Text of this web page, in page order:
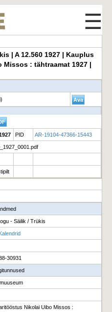
☰
| A 12.560 1927 | Kauplus
: tähtraamat 1927 |
PID AR-19104-47366-15443
- Säilik / Trükis
30931
Nikolai Uibo Missos :